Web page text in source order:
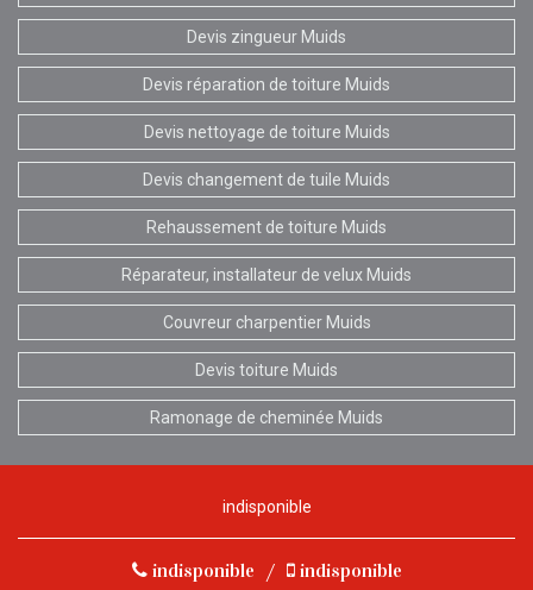
Devis zingueur Muids
Devis réparation de toiture Muids
Devis nettoyage de toiture Muids
Devis changement de tuile Muids
Rehaussement de toiture Muids
Réparateur, installateur de velux Muids
Couvreur charpentier Muids
Devis toiture Muids
Ramonage de cheminée Muids
indisponible
indisponible / indisponible